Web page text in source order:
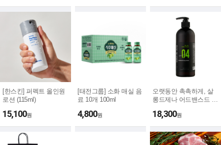
[한스킨] 퍼펙트 올인원
로션 (115ml)
15,100원
[태전그룹] 소화 매실 음
료 10개 100ml
4,800원
오랫동안 촉촉하게, 살
롱드제나 어드밴스드 바
18,300원